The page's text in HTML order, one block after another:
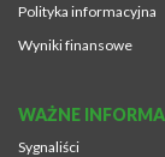
Polityka informacyjna
Wyniki finansowe
WAŻNE
Sygnaliści